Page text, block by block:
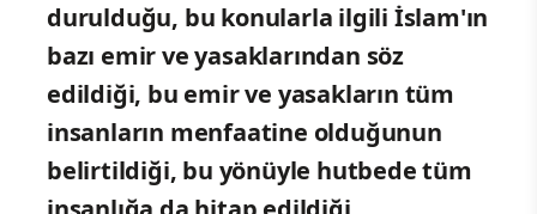
durulduğu, bu konularla ilgili İslam'ın
bazı emir ve yasaklarından söz
edildiği, bu emir ve yasakların tüm
insanların menfaatine olduğunun
belirtildiği, bu yönüyle hutbede tüm